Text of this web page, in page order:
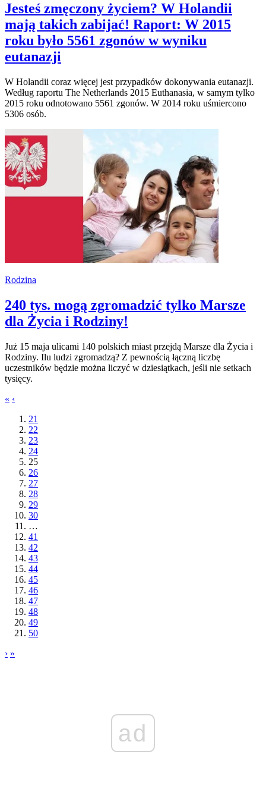
Jesteś zmęczony życiem? W Holandii
mają takich zabijać! Raport: W 2015
roku było 5561 zgonów w wyniku
eutanazji
W Holandii coraz więcej jest przypadków dokonywania eutanazji.
Według raportu The Netherlands 2015 Euthanasia, w samym tylko
2015 roku odnotowano 5561 zgonów. W 2014 roku uśmiercono
5306 osób.
Rodzina
240 tys. mogą zgromadzić tylko Marsze
dla Życia i Rodziny!
Już 15 maja ulicami 140 polskich miast przejdą Marsze dla Życia i
Rodziny. Ilu ludzi zgromadzą? Z pewnością łączną liczbę
uczestników będzie można liczyć w dziesiątkach, jeśli nie setkach
tysięcy.
« ‹
21
22
23
24
25
26
27
28
29
30
…
41
42
43
44
45
46
47
48
49
50
› »
ad